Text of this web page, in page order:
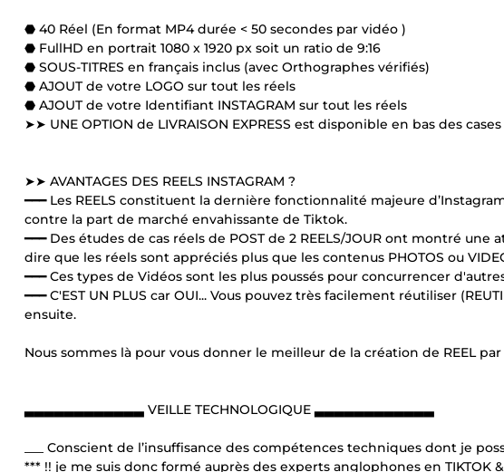
⬣ 40 Réel (En format MP4 durée < 50 secondes par vidéo )
⬣ FullHD en portrait 1080 x 1920 px soit un ratio de 9:16
⬣ SOUS-TITRES en français inclus (avec Orthographes vérifiés)
⬣ AJOUT de votre LOGO sur tout les réels
⬣ AJOUT de votre Identifiant INSTAGRAM sur tout les réels
➤➤ UNE OPTION de LIVRAISON EXPRESS est disponible en bas des
➤➤ AVANTAGES DES REELS INSTAGRAM ?
━━━ Les REELS constituent la dernière fonctionnalité majeure
contre la part de marché envahissante de Tiktok.
━━━ Des études de cas réels de POST de 2 REELS/JOUR ont montré
dire que les réels sont appréciés plus que les contenus PHOTOS ou
━━━ Ces types de Vidéos sont les plus poussés pour concurrencer
━━━ C'EST UN PLUS car OUI... Vous pouvez très facilement réutiliser
ensuite.
Nous sommes là pour vous donner le meilleur de la création de REEL par
▃▃▃▃▃▃▃▃▃▃▃▃ VEILLE TECHNOLOGIQUE ▃▃▃▃▃▃▃▃▃▃▃▃
___ Conscient de l’insuffisance des compétences techniques dont je
*** !! je me suis donc formé auprès des experts anglophones en TIKTOK